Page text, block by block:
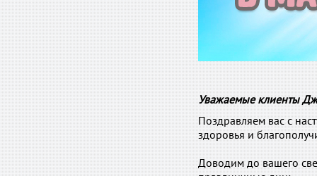
Уважаемые клиенты
Поздравляем вас с
здоровья и
Доводим до вашего